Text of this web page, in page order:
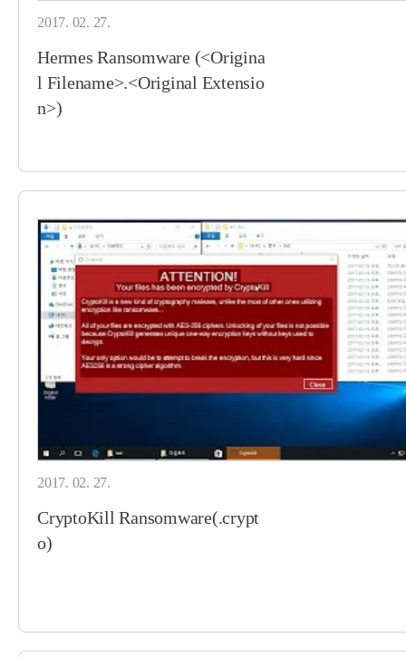
2017. 02. 27.
Hermes Ransomware (<Origina
l Filename>.<Original Extensio
n>)
2017. 02. 27.
CryptoKill Ransomware(.crypt
o)